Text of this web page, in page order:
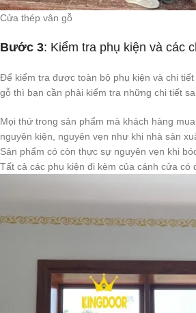
Cửa thép vân gỗ
Bước 3: Kiểm tra phụ kiện và các
Để kiểm tra được toàn bộ phụ kiện và chi
gỗ thì bạn cần phải kiểm tra những chi tiết
Mọi thứ trong sản phẩm mà khách hàng
nguyên kiện, nguyên vẹn như khi nhà sản
Sản phẩm có còn thực sự nguyên vẹn khi
Tất cả các phụ kiện đi kèm của cánh cửa có